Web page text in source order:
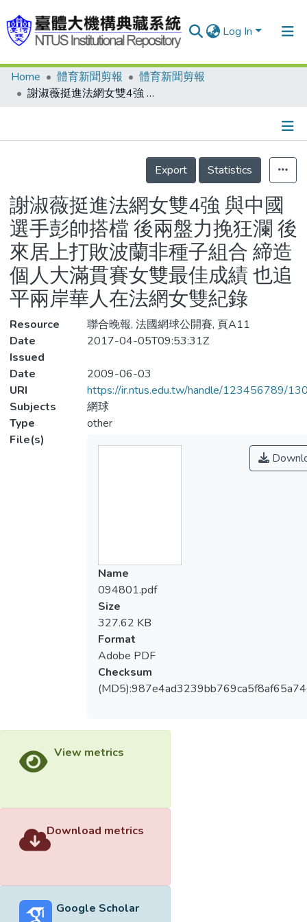
Log In
Communities & Collections
Statistics
Home 體育新聞剪報
體育新聞剪報
謝淑薇挺進法網女雙4強 與中國選手彭帥搭檔 後兩盤力挽狂瀾 後來居上打敗波蘭非種子組合 締造個人大滿貫賽女雙最佳成績 也追平兩岸華人在法網女雙紀錄
Details
Export
Statistics
謝淑薇挺進法網女雙4強 與中國
選手彭帥搭檔 後兩盤力挽狂瀾 後
來居上打敗波蘭非種子組合 締造
個人大滿貫賽女雙最佳成績 也追
平兩岸華人在法網女雙紀錄
Resource
聯合晚報, 法國網球公開賽, 頁A11
Date
Issued
2017-04-05T09:53:31Z
Date
2009-06-03
URI
https://ir.ntus.edu.tw/handle/123456789/
Subjects
網球
Type
other
File(s)
Name
094801.pdf
Size
327.62 KB
Format
Adobe PDF
Checksum
View metrics
Download metrics
Google Scholar